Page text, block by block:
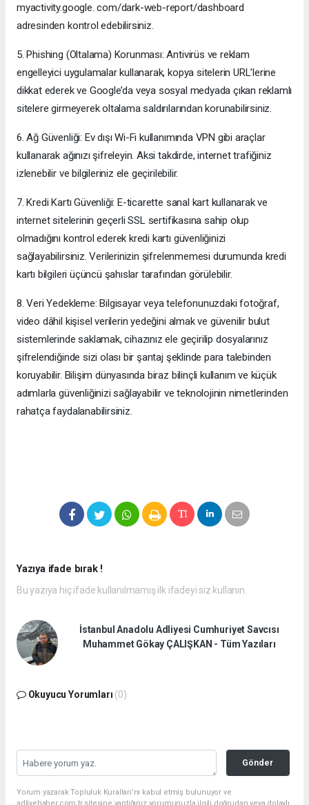
myactivity.google. com/dark-web-report/dashboard
adresinden kontrol edebilirsiniz.
5. Phishing (Oltalama) Korunması: Antivirüs ve reklam
engelleyici uygulamalar kullanarak, kopya sitelerin URL’lerine
dikkat ederek ve Google’da veya sosyal medyada çıkan reklamlı
sitelere girmeyerek oltalama saldırılarından korunabilirsiniz.
6. Ağ Güvenliği: Ev dışı Wi-Fi kullanımında VPN gibi araçlar
kullanarak ağınızı şifreleyin. Aksi takdirde, internet trafiğiniz
izlenebilir ve bilgileriniz ele geçirilebilir.
7. Kredi Kartı Güvenliği: E-ticarette sanal kart kullanarak ve
internet sitelerinin geçerli SSL sertifikasına sahip olup
olmadığını kontrol ederek kredi kartı güvenliğinizi
sağlayabilirsiniz. Verilerinizin şifrelenmemesi durumunda kredi
kartı bilgileri üçüncü şahıslar tarafından görülebilir.
8. Veri Yedekleme: Bilgisayar veya telefonunuzdaki fotoğraf,
video dâhil kişisel verilerin yedeğini almak ve güvenilir bulut
sistemlerinde saklamak, cihazınız ele geçirilip dosyalarınız
şifrelendiğinde sizi olası bir şantaj şeklinde para talebinden
koruyabilir. Bilişim dünyasında biraz bilinçli kullanım ve küçük
adımlarla güvenliğinizi sağlayabilir ve teknolojinin nimetlerinden
rahatça faydalanabilirsiniz.
Yazıya ifade bırak !
Bu yazıya hiç ifade kullanılmamış ilk ifadeyi siz kullanın.
İstanbul Anadolu Adliyesi Cumhuriyet Savcısı
Muhammet Gökay ÇALIŞKAN - Tüm Yazıları
Okuyucu Yorumları (0)
Gönder
Yorum yazarak Topluluk Kuralları’nı kabul etmiş bulunuyor ve
adliyehaber.com.tr sitesine yaptığınız yorumunuzla ilgili doğrudan veya dolaylı